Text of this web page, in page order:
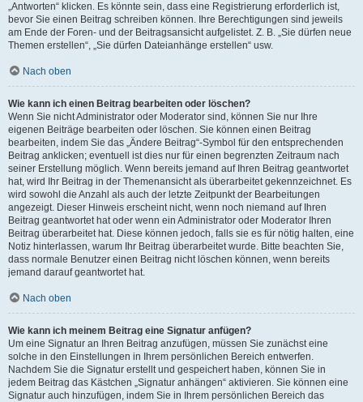
„Antworten“ klicken. Es könnte sein, dass eine Registrierung erforderlich ist,
bevor Sie einen Beitrag schreiben können. Ihre Berechtigungen sind jeweils
am Ende der Foren- und der Beitragsansicht aufgelistet. Z. B. „Sie dürfen neue
Themen erstellen“, „Sie dürfen Dateianhänge erstellen“ usw.
Nach oben
Wie kann ich einen Beitrag bearbeiten oder löschen?
Wenn Sie nicht Administrator oder Moderator sind, können Sie nur Ihre
eigenen Beiträge bearbeiten oder löschen. Sie können einen Beitrag
bearbeiten, indem Sie das „Ändere Beitrag“-Symbol für den entsprechenden
Beitrag anklicken; eventuell ist dies nur für einen begrenzten Zeitraum nach
seiner Erstellung möglich. Wenn bereits jemand auf Ihren Beitrag geantwortet
hat, wird Ihr Beitrag in der Themenansicht als überarbeitet gekennzeichnet. Es
wird sowohl die Anzahl als auch der letzte Zeitpunkt der Bearbeitungen
angezeigt. Dieser Hinweis erscheint nicht, wenn noch niemand auf Ihren
Beitrag geantwortet hat oder wenn ein Administrator oder Moderator Ihren
Beitrag überarbeitet hat. Diese können jedoch, falls sie es für nötig halten, eine
Notiz hinterlassen, warum Ihr Beitrag überarbeitet wurde. Bitte beachten Sie,
dass normale Benutzer einen Beitrag nicht löschen können, wenn bereits
jemand darauf geantwortet hat.
Nach oben
Wie kann ich meinem Beitrag eine Signatur anfügen?
Um eine Signatur an Ihren Beitrag anzufügen, müssen Sie zunächst eine
solche in den Einstellungen in Ihrem persönlichen Bereich entwerfen.
Nachdem Sie die Signatur erstellt und gespeichert haben, können Sie in
jedem Beitrag das Kästchen „Signatur anhängen“ aktivieren. Sie können eine
Signatur auch hinzufügen, indem Sie in Ihrem persönlichen Bereich das